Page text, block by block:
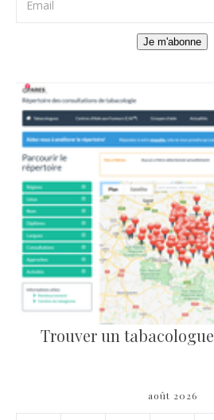
Je m'abonne
Trouver un tabacologue
août 2026